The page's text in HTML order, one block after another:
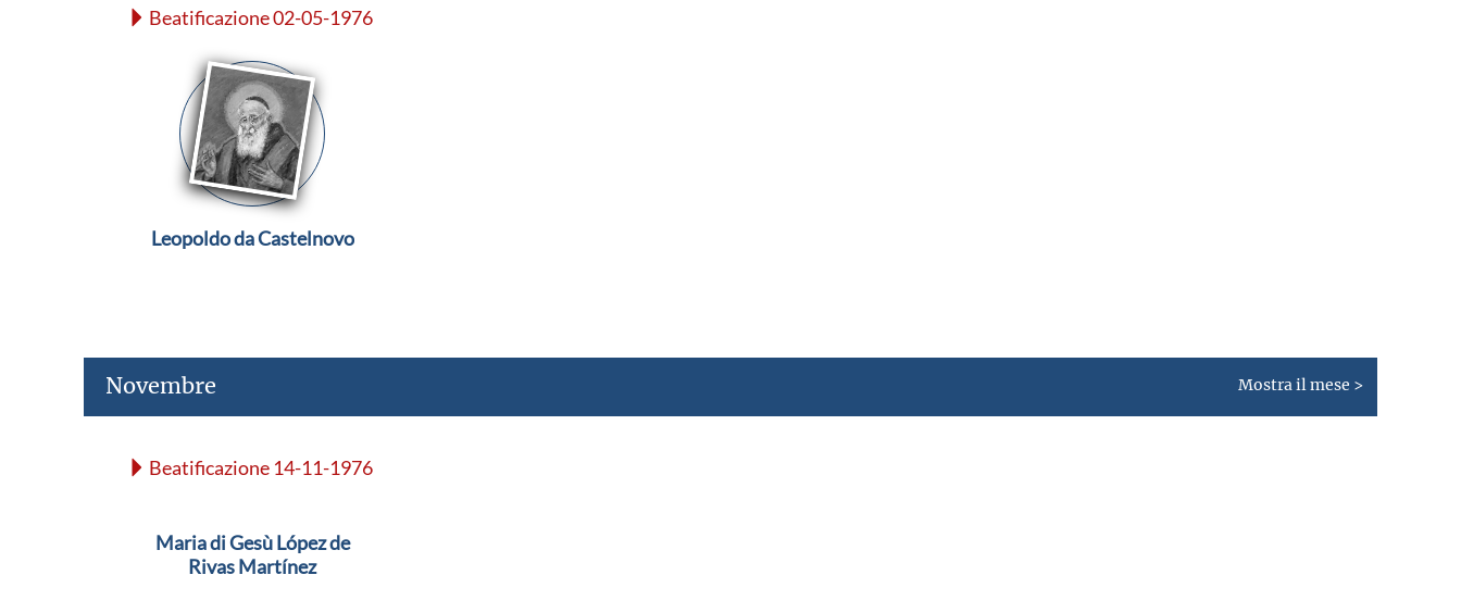
Beatificazione 02-05-1976
Leopoldo da Castelnovo
Novembre Mostra il mese >
Beatificazione 14-11-1976
Maria di Gesù López de
Rivas Martínez